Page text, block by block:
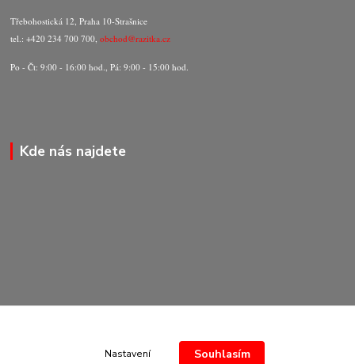
Třebohostická 12, Praha 10-Strašnice
tel.: +420 234 700 700,obchod@razitka.cz
Po - Čt: 9:00 - 16:00 hod., Pá: 9:00 - 15:00 hod.
Kde nás najdete
Nastavení Souhlasím